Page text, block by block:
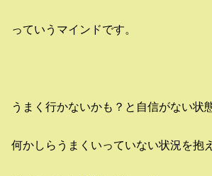
っていうマインドです。
うまく行かないかも？と自信がない状
何かしらうまくいっていない状況を抱